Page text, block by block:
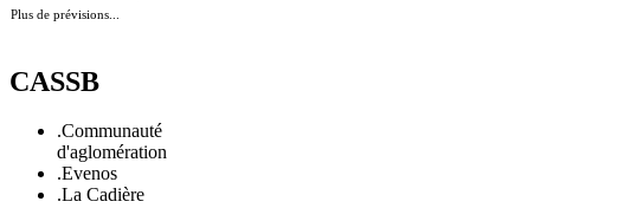
Plus de prévisions...
CASSB
.Communauté
d'aglomération
.Evenos
.La Cadière